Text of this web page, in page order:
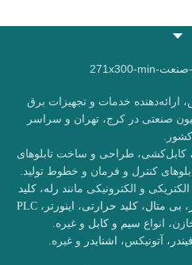
خدمات و تجهیزات برق
صنعتی در کرج، تهران و سراسر
کشور.
کابل‌کشی، طراحی و ساخت تابلوهای
کنترل و فرمان و خطوط تولید.
و الکترونیکی مانند رله،کلید
، بی متال،کلید حرارتی، اینورتر ،PLC
انواع سیم و کابل و غیره.
فیندر ، آتونیکس، اشنایدر و غیره.